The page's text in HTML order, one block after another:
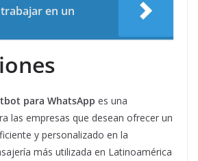
en un
para WhatsApp es una
las empresas que desean ofrecer un
y personalizado en la
más utilizada en Latinoamérica